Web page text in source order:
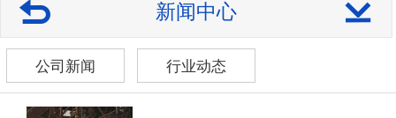
新闻中心
公司新闻 行业动态